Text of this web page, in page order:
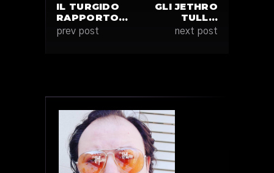
IL TURGIDO
RAPPORTO…
prev post
GLI JETHRO
TULL…
next post